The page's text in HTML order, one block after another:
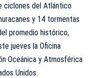
ciclones del Atlántico
y 14 tormentas
promedio histórico,
jueves la Oficina
Oceánica y Atmosférica
Unidos.